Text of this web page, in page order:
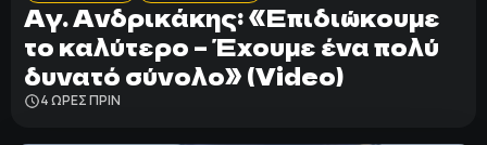
Αγ. Ανδρικάκης: «Επιδιώκουμε
το καλύτερο – Έχουμε ένα πολύ
δυνατό σύνολο» (Video)
4 ΩΡΕΣ ΠΡΙΝ